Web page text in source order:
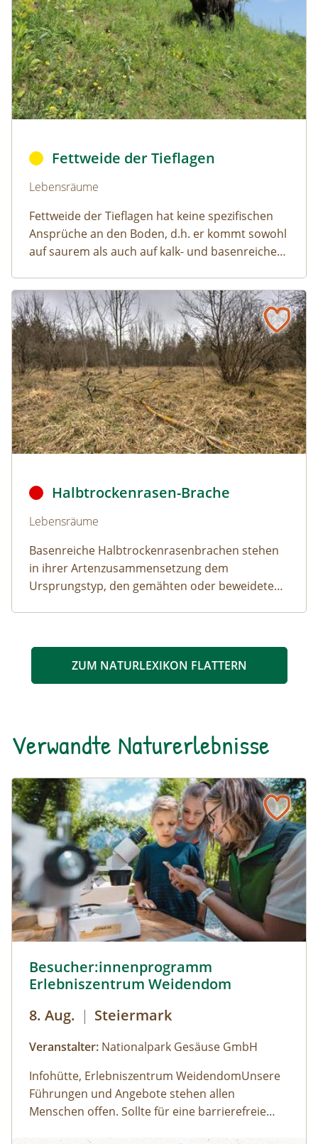
Naturlexikon: Fettweide der Tieflagen
Fettweide der Tieflagen
Lebensräume
Fettweide der Tieflagen hat keine spezifischen
Ansprüche an den Boden, d.h. er kommt sowohl
auf saurem als auch auf kalk- und basenreichem
Halbtrockenrasen-Brache
Naturlexikon: Halbtrockenrasen-Brache
Naturlexikon: Halbtrockenrasen-Brache
Halbtrockenrasen-Brache
Lebensräume
Basenreiche Halbtrockenrasenbrachen stehen
in ihrer Artenzusammensetzung dem
Ursprungstyp, den gemähten oder beweideten
ZUM NATURLEXIKON FLATTERN
Verwandte Naturerlebnisse
Besucher:innenprogramm
Erlebniszentrum Weidendom
8. Aug. | Steiermark
Veranstalter: Nationalpark Gesäuse GmbH
Infohütte, Erlebniszentrum WeidendomUnsere
Führungen und Angebote stehen allen
Menschen offen. Sollte für eine barrierefreie